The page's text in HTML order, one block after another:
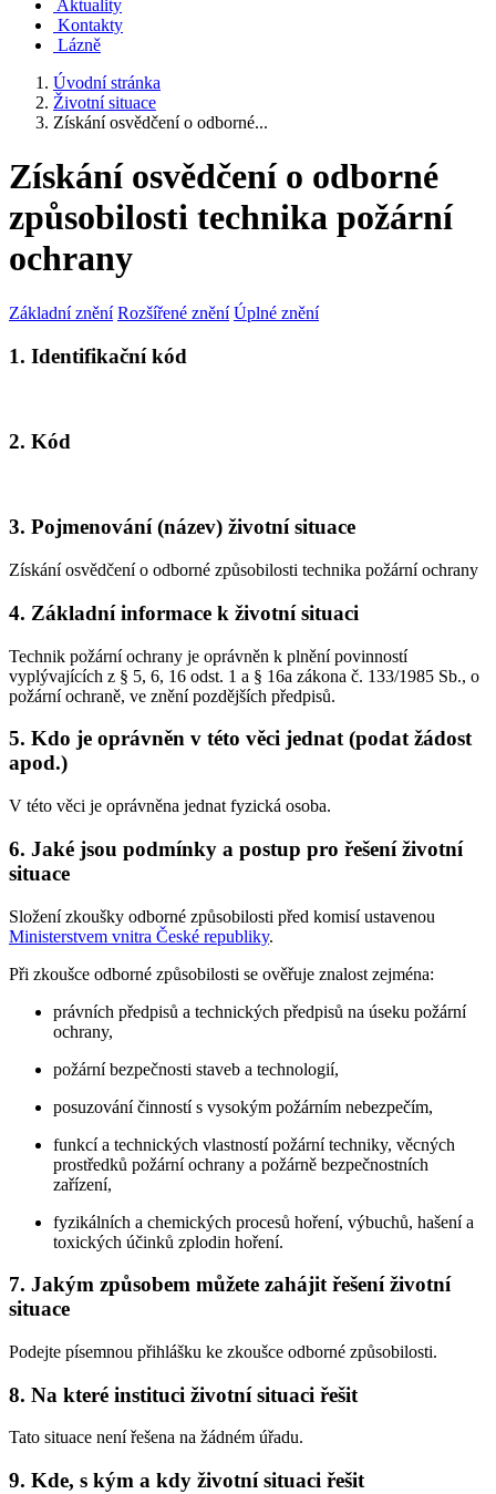
Aktuality
Kontakty
Lázně
Úvodní stránka
Životní situace
Získání osvědčení o odborné...
Získání osvědčení o odborné
způsobilosti technika požární
ochrany
Základní znění Rozšířené znění Úplné znění
1. Identifikační kód
2. Kód
3. Pojmenování (název) životní situace
Získání osvědčení o odborné způsobilosti technika požární ochrany
4. Základní informace k životní situaci
Technik požární ochrany je oprávněn k plnění povinností
vyplývajících z § 5, 6, 16 odst. 1 a § 16a zákona č. 133/1985 Sb., o
požární ochraně, ve znění pozdějších předpisů.
5. Kdo je oprávněn v této věci jednat (podat žádost
apod.)
V této věci je oprávněna jednat fyzická osoba.
6. Jaké jsou podmínky a postup pro řešení životní
situace
Složení zkoušky odborné způsobilosti před komisí ustavenou
Ministerstvem vnitra České republiky.
Při zkoušce odborné způsobilosti se ověřuje znalost zejména:
právních předpisů a technických předpisů na úseku požární
ochrany,
požární bezpečnosti staveb a technologií,
posuzování činností s vysokým požárním nebezpečím,
funkcí a technických vlastností požární techniky, věcných
prostředků požární ochrany a požárně bezpečnostních
zařízení,
fyzikálních a chemických procesů hoření, výbuchů, hašení a
toxických účinků zplodin hoření.
7. Jakým způsobem můžete zahájit řešení životní
situace
Podejte písemnou přihlášku ke zkoušce odborné způsobilosti.
8. Na které instituci životní situaci řešit
Tato situace není řešena na žádném úřadu.
9. Kde, s kým a kdy životní situaci řešit